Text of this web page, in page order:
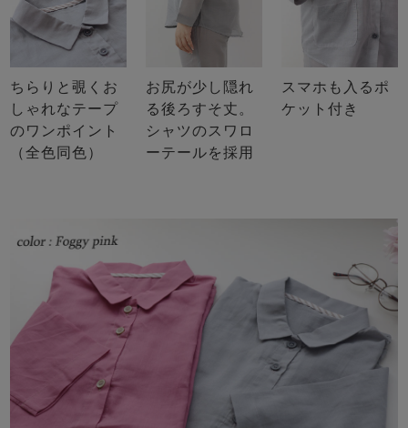
ちらりと覗くお
しゃれなテープ
のワンポイント
（全色同色）
お尻が少し隠れ
る後ろすそ丈。
シャツのスワロ
ーテールを採用
スマホも入るポ
ケット付き